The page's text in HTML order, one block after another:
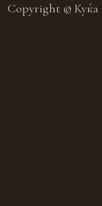
Copyright © Куќа